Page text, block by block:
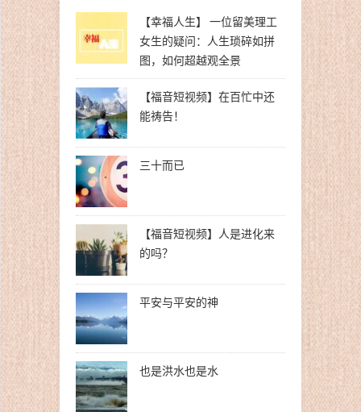
【幸福人生】 一位留美理工
女生的疑问：人生琐碎如拼
图，如何超越观全景
【福音短视频】在百忙中还
能祷告！
三十而已
【福音短视频】人是进化来
的吗？
平安与平安的神
也是洪水也是水